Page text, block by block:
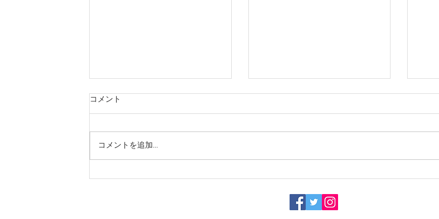
手取川 秋純米辛口
七田 純米 雄町 七割五分 無濾
白瀑
コメント
コメントを追加…